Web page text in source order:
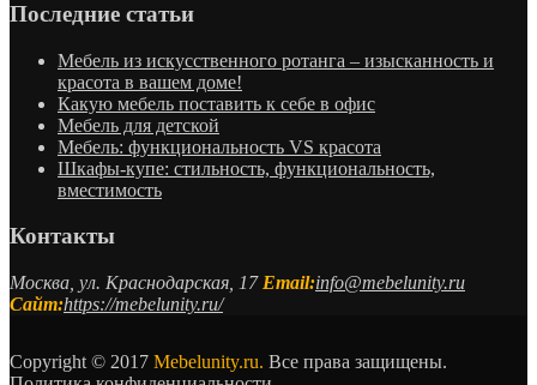
Последние статьи
Мебель из искусственного ротанга – изысканность и
красота в вашем доме!
Какую мебель поставить к себе в офис
Мебель для детской
Мебель: функциональность VS красота
Шкафы-купе: стильность, функциональность,
вместимость
Контакты
Москва, ул. Краснодарская, 17 Email:info@mebelunity.ru
Сайт:https://mebelunity.ru/
Copyright © 2017 Mebelunity.ru. Все права защищены.